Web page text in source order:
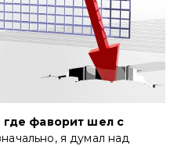
где фаворит шел с
я думал над